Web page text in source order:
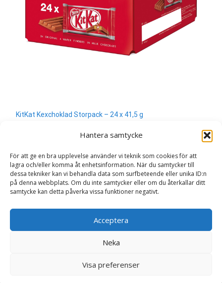
Hantera samtycke
För att ge en bra upplevelse använder vi teknik som cookies för att
lagra och/eller komma åt enhetsinformation. När du samtycker till
dessa tekniker kan vi behandla data som surfbeteende eller unika ID:n
på denna webbplats. Om du inte samtycker eller om du återkallar ditt
samtycke kan detta påverka vissa funktioner negativt.
Acceptera
Neka
Visa preferenser
KitKat Kexchoklad Storpack – 24 x 41,5 g
Search
Powered by WordPress, Themei-craftby TemplatesNext.